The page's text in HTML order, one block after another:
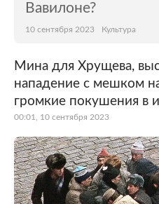
Вавилоне?
10 сентября 2023 Культура
Мина для Хрущева,
нападение с мешком
громкие покушения в
00:01, 10 сентября 2023